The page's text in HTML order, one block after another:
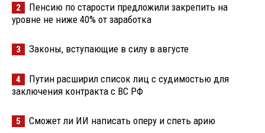
2
Пенсию по старости предложили закрепить на
уровне не ниже 40% от заработка
3 Законы, вступающие в силу в августе
4
Путин расширил список лиц с судимостью для
заключения контракта с ВС РФ
5 Сможет ли ИИ написать оперу и спеть арию